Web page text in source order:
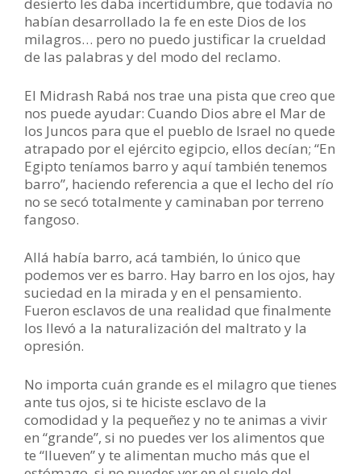
desierto les daba incertidumbre, que todavía no
habían desarrollado la fe en este Dios de los
milagros… pero no puedo justificar la crueldad
de las palabras y del modo del reclamo.
El Midrash Rabá nos trae una pista que creo que
nos puede ayudar: Cuando Dios abre el Mar de
los Juncos para que el pueblo de Israel no quede
atrapado por el ejército egipcio, ellos decían; “En
Egipto teníamos barro y aquí también tenemos
barro”, haciendo referencia a que el lecho del río
no se secó totalmente y caminaban por terreno
fangoso.
Allá había barro, acá también, lo único que
podemos ver es barro. Hay barro en los ojos, hay
suciedad en la mirada y en el pensamiento.
Fueron esclavos de una realidad que finalmente
los llevó a la naturalización del maltrato y la
opresión.
No importa cuán grande es el milagro que tienes
ante tus ojos, si te hiciste esclavo de la
comodidad y la pequeñez y no te animas a vivir
en “grande”, si no puedes ver los alimentos que
te “llueven” y te alimentan mucho más que el